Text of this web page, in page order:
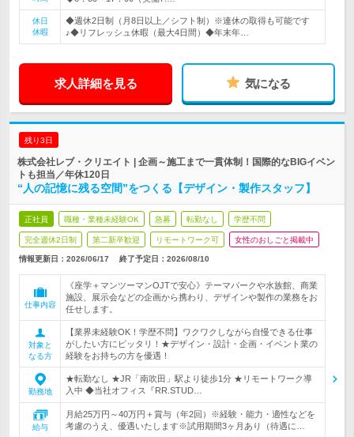
休日
休暇
◆週休2日制（月8日以上／シフト制）※連休の取得も可能です
♪◆リフレッシュ休暇（最大4日間）◆年末年…
求人詳細を見る 気になる
残り3日
株式会社レブ・クリエイト | 企画～施工まで一貫体制！国際的なBIGイベン
トも担当／年休120日
“人の記憶に残る空間”をつくる【デザイン・製作スタッフ】
正社員 職種・業種未経験OK 急募 転勤なし 学歴不問
完全週休2日制 第二新卒歓迎 リモートワーク可 女性のおしごと掲載中
情報更新日：2026/06/17 終了予定日： 2026/08/10
仕事内容
《座学＋マンツーマンOJTで安心》テーマパークや水族館、商業
施設、展示会などの企画から携わり、デザインや製作の業務をお
任せします。
対象と
なる方
【業界未経験OK！学歴不問】ワクワクしながら自慢できる仕事
がしたい方にピッタリ！★デザイン・設計・企画・イベント業の
経験をお持ちの方を優遇！
勤務地
★転勤なし ★JR「南吹田」駅より徒歩1分 ★リモートワーク導
入中 ◆当社オフィス『RR.STUD…
給与
月給25万円～40万円＋賞与（年2回）※経験・能力・適性などを
考慮のうえ、優遇いたします※試用期間3ヶ月あり（待遇に…